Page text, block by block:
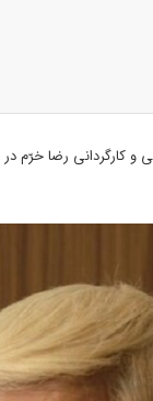
رضا خرّم در